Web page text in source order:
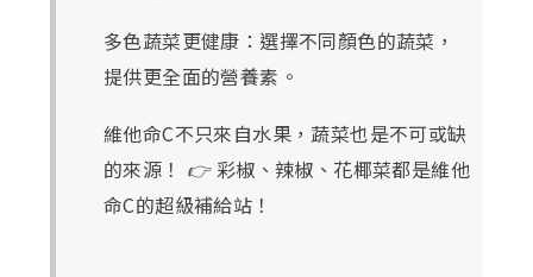
多色蔬菜更健康：選擇不同顏色的蔬菜，
提供更全面的營養素。
維他命C不只來自水果，蔬菜也是不可或缺
的來源！ 👉 彩椒、辣椒、花椰菜都是維他
命C的超級補給站！